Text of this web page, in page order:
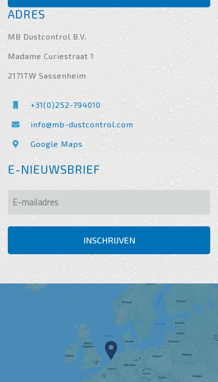
ADRES
MB Dustcontrol B.V.
Madame Curiestraat 1
2171TW Sassenheim
+31(0)252-794010
info@mb-dustcontrol.com
Google Maps